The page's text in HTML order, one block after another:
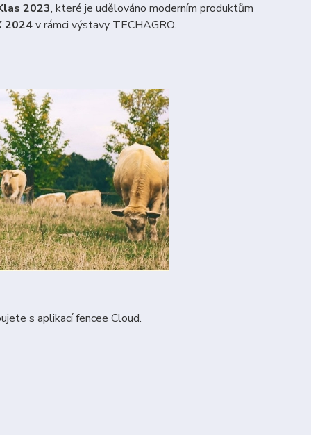
2023, které je udělováno moderním produktům
2024v rámci výstavy TECHAGRO.
s aplikací fencee Cloud.